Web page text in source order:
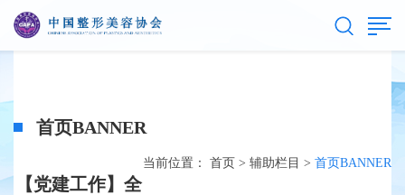
首页BANNER
当前位置： 首页 > 辅助栏目 > 首页BANNER
【党建工作】全